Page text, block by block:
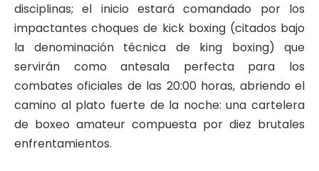
disciplinas; el inicio estará comandado por los
impactantes choques de kick boxing (citados bajo
la denominación técnica de king boxing) que
servirán como antesala perfecta para los
combates oficiales de las 20:00 horas, abriendo el
camino al plato fuerte de la noche: una cartelera
de boxeo amateur compuesta por diez brutales
enfrentamientos.